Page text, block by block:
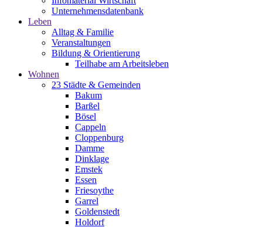
Unternehmensdatenbank
Leben
Alltag & Familie
Veranstaltungen
Bildung & Orientierung
Teilhabe am Arbeitsleben
Wohnen
23 Städte & Gemeinden
Bakum
Barßel
Bösel
Cappeln
Cloppenburg
Damme
Dinklage
Emstek
Essen
Friesoythe
Garrel
Goldenstedt
Holdorf